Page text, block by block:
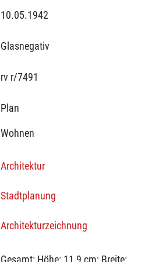
10.05.1942
Glasnegativ
rv r/7491
Plan
Wohnen
Architektur
Stadtplanung
Architekturzeichnung
Gesamt: Höhe: 11,9 cm; Breite: